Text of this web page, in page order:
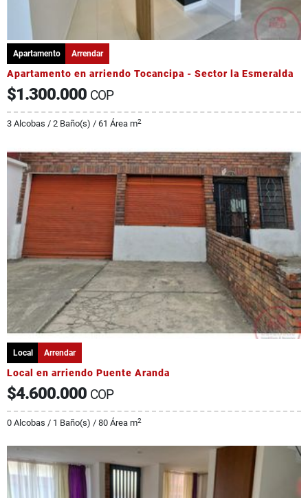
Apartamento Arrendar
Apartamento en arriendo Tocancipa - Sector la Esmeralda
$1.300.000 COP
3 Alcobas / 2 Baño(s) / 61 Área m2
Local Arrendar
Local en arriendo Puente Aranda
$4.600.000 COP
0 Alcobas / 1 Baño(s) / 80 Área m2